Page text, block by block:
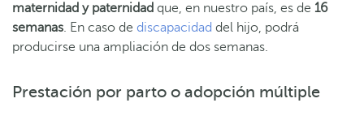
maternidad y paternidad que, en nuestro país, es de 16
semanas. En caso de discapacidad del hijo, podrá
producirse una ampliación de dos semanas.
Prestación por parto o adopción múltiple